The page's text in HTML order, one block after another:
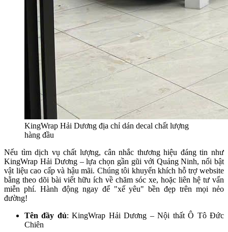
KingWrap Hải Dương địa chỉ dán decal chất lượng
hàng đầu
Nếu tìm dịch vụ chất lượng, cân nhắc thương hiệu đáng tin như
KingWrap Hải Dương – lựa chọn gần gũi với Quảng Ninh, nổi bật
vật liệu cao cấp và hậu mãi. Chúng tôi khuyến khích hỗ trợ website
bằng theo dõi bài viết hữu ích về chăm sóc xe, hoặc liên hệ tư vấn
miễn phí. Hành động ngay để "xế yêu" bền đẹp trên mọi nẻo
đường!
Tên đầy đủ: KingWrap Hải Dương – Nội thất Ô Tô Đức
Chiên